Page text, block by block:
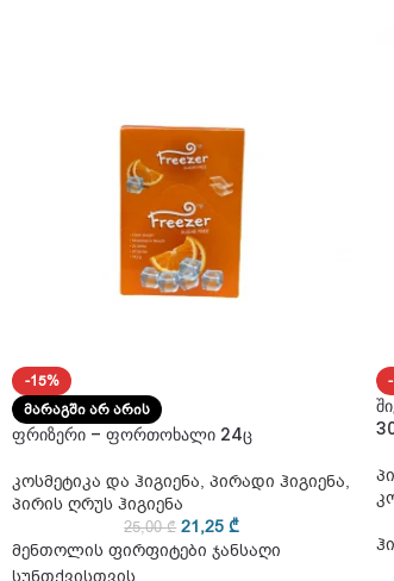
-15%
ᲛᲐᲠᲐᲒᲨᲘ ᲐᲠ ᲐᲠᲘᲡ
ფრიზერი – ფორთოხალი 24ც
კოსმეტიკა და ჰიგიენა, პირადი ჰიგიენა,
პირის ღრუს ჰიგიენა
25,00₾ 21,25₾
მენთოლის ფირფიტები ჯანსაღი
სუნთქვისთვის